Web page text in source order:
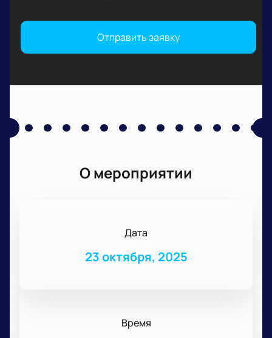
Отправить заявку
О мероприятии
Дата
23 октября, 2025
Время